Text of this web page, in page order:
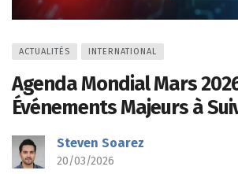
ACTUALITÉS INTERNATIONAL
Agenda Mondial Mars
Événements Majeurs à
Steven Soarez
20/03/2026